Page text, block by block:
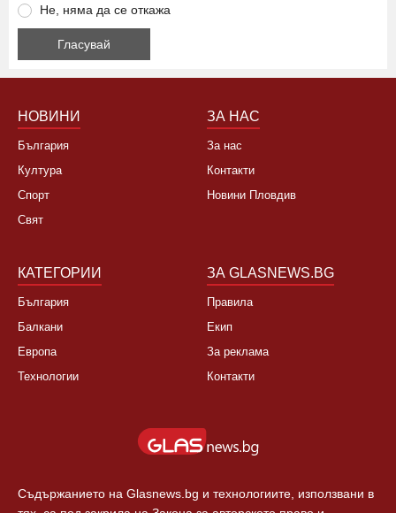
Не, няма да се откажа
НОВИНИ
България
Култура
Спорт
Свят
ЗА НАС
За нас
Контакти
Новини Пловдив
КАТЕГОРИИ
България
Балкани
Европа
Технологии
ЗА GLASNEWS.BG
Правила
Екип
За реклама
Контакти
Съдържанието на Glasnews.bg и технологиите, използвани в